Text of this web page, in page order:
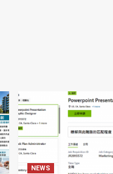
NEWS